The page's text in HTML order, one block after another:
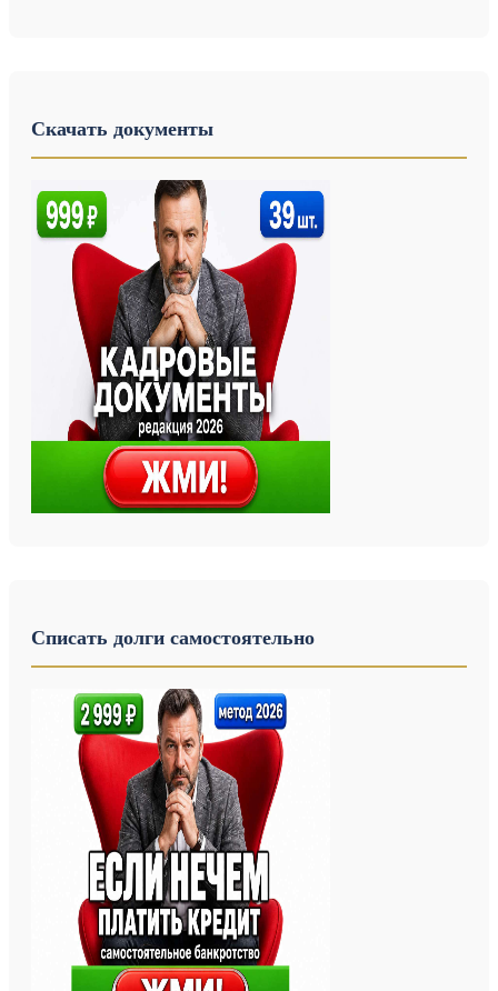
Скачать документы
Списать долги самостоятельно